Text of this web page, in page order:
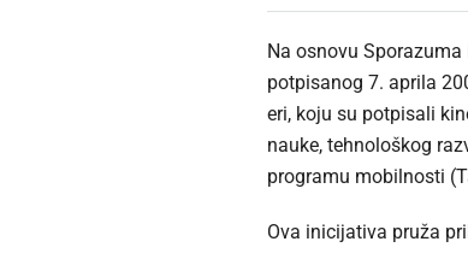
Na osnovu
potpisanog 7. aprila
eri, koju su potpisali
nauke, tehnološkog
programu mobilnosti
Ova inicijativa pruža